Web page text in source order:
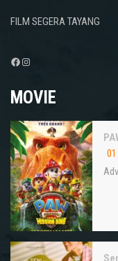
FILM SEGERA TAYANG
Facebook
Instagram
MOVIE